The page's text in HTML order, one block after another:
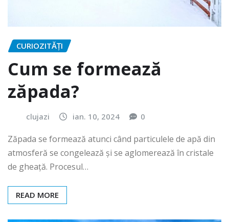
CURIOZITĂȚI
Cum se formează
zăpada?
clujazi ian. 10, 2024 0
Zăpada se formează atunci când particulele de apă din
atmosferă se congelează și se aglomerează în cristale
de gheață. Procesul…
READ MORE